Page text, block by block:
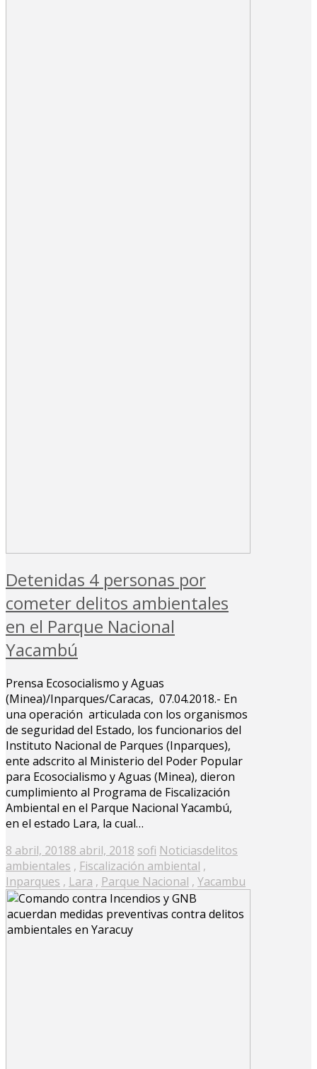
Detenidas 4 personas por
cometer delitos ambientales
en el Parque Nacional
Yacambú
Prensa Ecosocialismo y Aguas
(Minea)/Inparques/Caracas, 07.04.2018.- En
una operación articulada con los organismos
de seguridad del Estado, los funcionarios del
Instituto Nacional de Parques (Inparques),
ente adscrito al Ministerio del Poder Popular
para Ecosocialismo y Aguas (Minea), dieron
cumplimiento al Programa de Fiscalización
Ambiental en el Parque Nacional Yacambú,
en el estado Lara, la cual…
Posted
on
8 abril, 20188 abril, 2018 sofi Noticiasdelitos
ambientales , Fiscalización ambiental ,
Inparques , Lara , Parque Nacional , Yacambu